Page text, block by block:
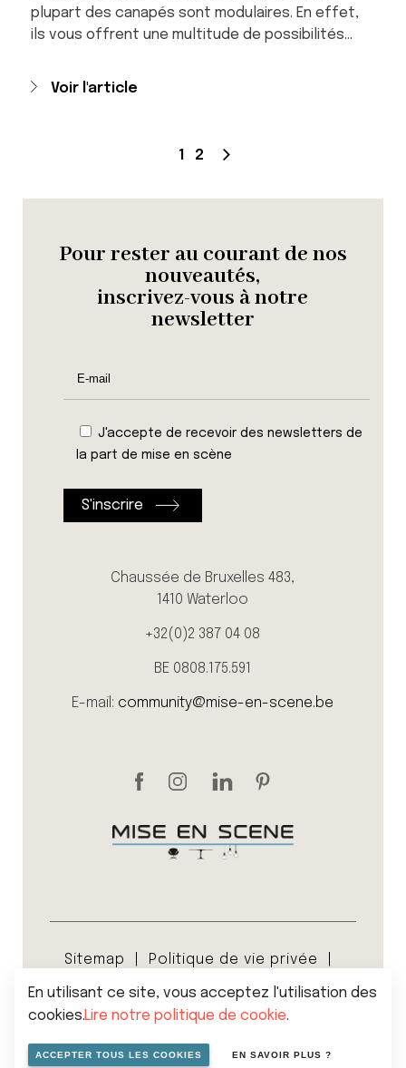
plupart des canapés sont modulaires. En effet,
ils vous offrent une multitude de possibilités…
Voir l'article
1 2
Pour rester au courant de nos
nouveautés,
inscrivez-vous à notre
newsletter
J'accepte de recevoir des newsletters de
la part de mise en scène
Chaussée de Bruxelles 483,
1410 Waterloo
+32(0)2 387 04 08
BE 0808.175.591
E-mail: community@mise-en-scene.be
Sitemap
Politique de vie privée
Conditions générales de vente
© 2026 Mise en scene
En utilisant ce site, vous acceptez l'utilisation des
cookies.Lire notre politique de cookie.
ACCEPTER TOUS LES COOKIES EN SAVOIR PLUS ?